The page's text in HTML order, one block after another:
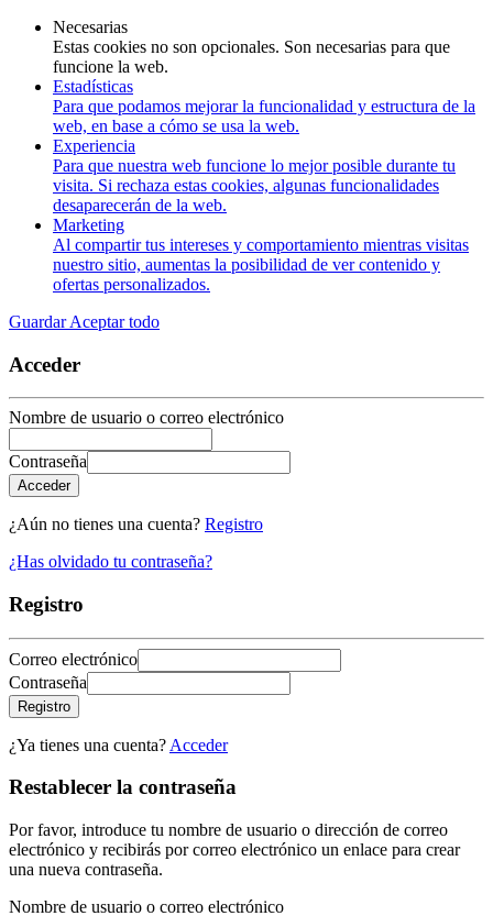
Necesarias
Estas cookies no son opcionales. Son necesarias para que
funcione la web.
Estadísticas
Para que podamos mejorar la funcionalidad y estructura de la
web, en base a cómo se usa la web.
Experiencia
Para que nuestra web funcione lo mejor posible durante tu
visita. Si rechaza estas cookies, algunas funcionalidades
desaparecerán de la web.
Marketing
Al compartir tus intereses y comportamiento mientras visitas
nuestro sitio, aumentas la posibilidad de ver contenido y
ofertas personalizados.
GuardarAceptar todo
Acceder
Nombre de usuario o correo electrónico
Contraseña
Acceder
¿Aún no tienes una cuenta? Registro
¿Has olvidado tu contraseña?
Registro
Correo electrónico
Contraseña
Registro
¿Ya tienes una cuenta? Acceder
Restablecer la contraseña
Por favor, introduce tu nombre de usuario o dirección de correo
electrónico y recibirás por correo electrónico un enlace para crear
una nueva contraseña.
Nombre de usuario o correo electrónico